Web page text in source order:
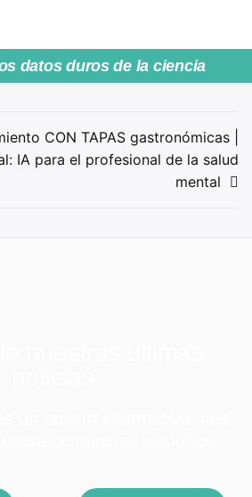
datos duros de la ciencia
CON TAPAS gastronómicas |
IA para el profesional de la salud
mental